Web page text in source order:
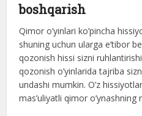
boshqarish
Qimor o’yinlari ko’pincha
shuning uchun ularga e’tibor
qozonish hissi sizni
qozonish o’yinlarida tajriba
undashi mumkin. O’z
mas’uliyatli qimor o’ynashning